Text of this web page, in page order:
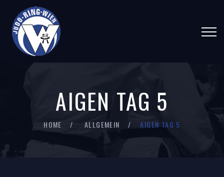
AIGEN TAG 5
HOME ALLGEMEIN AIGEN TAG 5